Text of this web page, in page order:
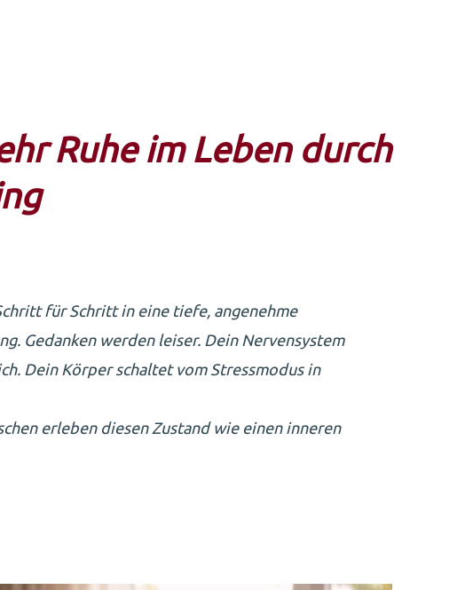
Ruhe im Leben durch
für Schritt in eine tiefe, angenehme
Gedanken werden leiser. Dein Nervensystem
Dein Körper schaltet vom Stressmodus in
erleben diesen Zustand wie einen inneren